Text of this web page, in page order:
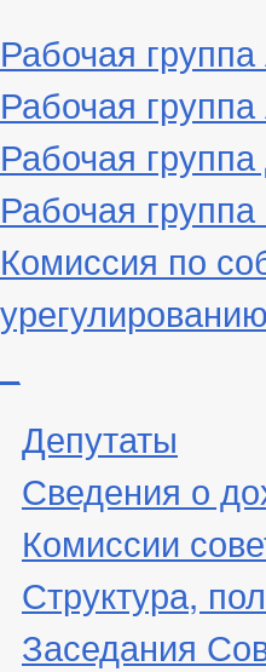
Рабочая
Рабочая
Рабочая
Рабочая
Комиссия по
Депутаты
Сведения о
Комиссии
Структура,
Заседания